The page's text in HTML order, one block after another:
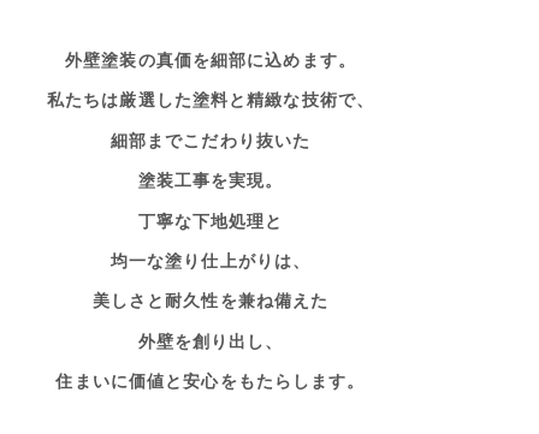
外壁塗装の真価を細部に込めます。
私たちは厳選した塗料と精緻な技術で、
細部までこだわり抜いた
塗装工事を実現。
丁寧な下地処理と
均一な塗り仕上がりは、
美しさと耐久性を兼ね備えた
外壁を創り出し、
住まいに価値と安心をもたらします。